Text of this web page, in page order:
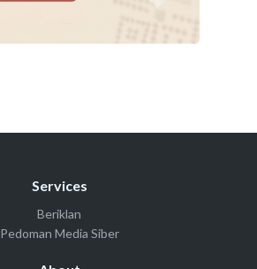
Services
Beriklan
Pedoman Media Siber